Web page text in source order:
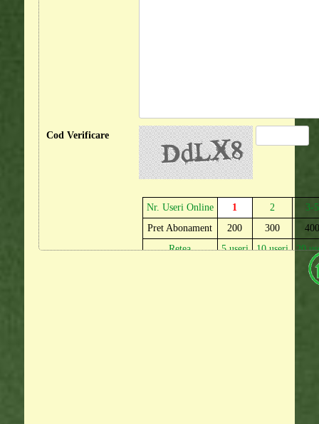
Cod Verificare
Nr. Useri Online 1 2
3-5
Pret Abonament
200 300
400
Retea
5 useri 10 useri
20